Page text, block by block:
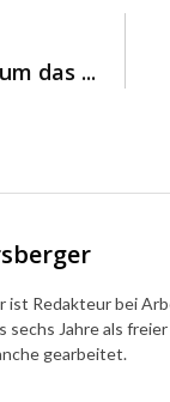
das ...
ist Redakteur bei
sechs Jahre als
gearbeitet.